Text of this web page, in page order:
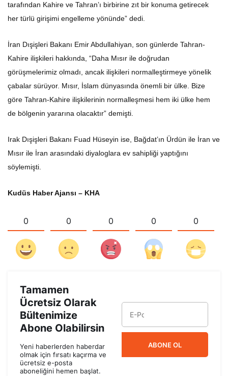
tarafından Kahire ve Tahran’ı birbirine zıt bir konuma getirecek
her türlü girişimi engelleme yönünde” dedi.
İran Dışişleri Bakanı Emir Abdullahiyan, son günlerde Tahran-
Kahire ilişkileri hakkında, “Daha Mısır ile doğrudan
görüşmelerimiz olmadı, ancak ilişkileri normalleştirmeye yönelik
çabalar sürüyor. Mısır, İslam dünyasında önemli bir ülke. Bize
göre Tahran-Kahire ilişkilerinin normalleşmesi hem iki ülke hem
de bölgenin yararına olacaktır” demişti.
Irak Dışişleri Bakanı Fuad Hüseyin ise, Bağdat’ın Ürdün ile İran ve
Mısır ile İran arasındaki diyaloglara ev sahipliği yaptığını
söylemişti.
Kudüs Haber Ajansı – KHA
0 0 0 0 0
Tamamen
Ücretsiz Olarak
Bültenimize
Abone Olabilirsin
Yeni haberlerden haberdar
olmak için fırsatı kaçırma ve
ücretsiz e-posta
aboneliğini hemen başlat.
ABONE OL